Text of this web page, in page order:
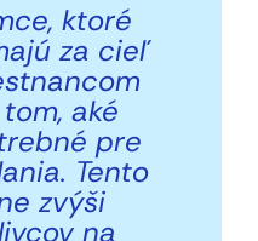
ktoré
za cieľ
aké
pre
Tento
zvýši
na